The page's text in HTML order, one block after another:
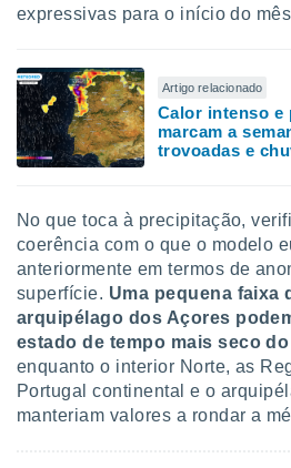
expressivas para o início do
Artigo relacionado
Calor intenso e
marcam a
trovoadas e
No que toca à precipitação,
coerência com o que o modelo
anteriormente em termos de
superfície. Uma pequena faixa
arquipélago dos Açores
estado de tempo mais seco
enquanto o interior Norte, as
Portugal continental e o
manteriam valores a rondar a